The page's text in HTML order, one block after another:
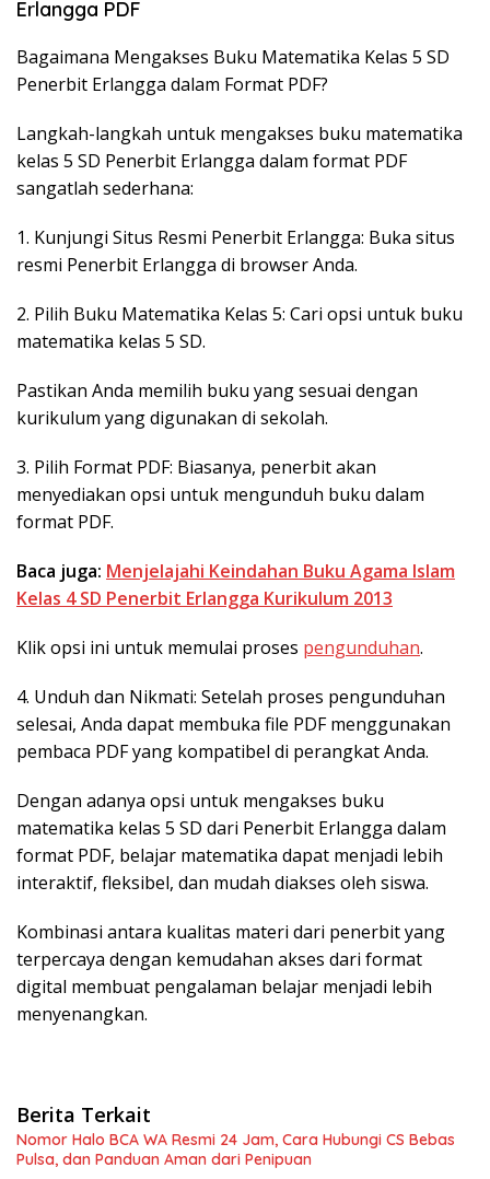
Erlangga PDF
Bagaimana Mengakses Buku Matematika Kelas 5 SD
Penerbit Erlangga dalam Format PDF?
Langkah-langkah untuk mengakses buku matematika
kelas 5 SD Penerbit Erlangga dalam format PDF
sangatlah sederhana:
1. Kunjungi Situs Resmi Penerbit Erlangga: Buka situs
resmi Penerbit Erlangga di browser Anda.
2. Pilih Buku Matematika Kelas 5: Cari opsi untuk buku
matematika kelas 5 SD.
Pastikan Anda memilih buku yang sesuai dengan
kurikulum yang digunakan di sekolah.
3. Pilih Format PDF: Biasanya, penerbit akan
menyediakan opsi untuk mengunduh buku dalam
format PDF.
Baca juga: Menjelajahi Keindahan Buku Agama Islam
Kelas 4 SD Penerbit Erlangga Kurikulum 2013
Klik opsi ini untuk memulai proses pengunduhan.
4. Unduh dan Nikmati: Setelah proses pengunduhan
selesai, Anda dapat membuka file PDF menggunakan
pembaca PDF yang kompatibel di perangkat Anda.
Dengan adanya opsi untuk mengakses buku
matematika kelas 5 SD dari Penerbit Erlangga dalam
format PDF, belajar matematika dapat menjadi lebih
interaktif, fleksibel, dan mudah diakses oleh siswa.
Kombinasi antara kualitas materi dari penerbit yang
terpercaya dengan kemudahan akses dari format
digital membuat pengalaman belajar menjadi lebih
menyenangkan.
Berita Terkait
Nomor Halo BCA WA Resmi 24 Jam, Cara Hubungi CS Bebas
Pulsa, dan Panduan Aman dari Penipuan